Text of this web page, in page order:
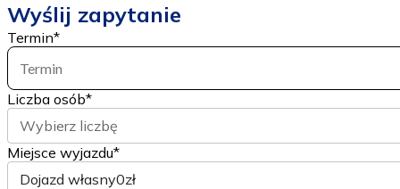
Wyślij zapytanie
Termin*
Termin
Liczba osób*
Wybierz liczbę
Miejsce wyjazdu*
Dojazd własny0zł